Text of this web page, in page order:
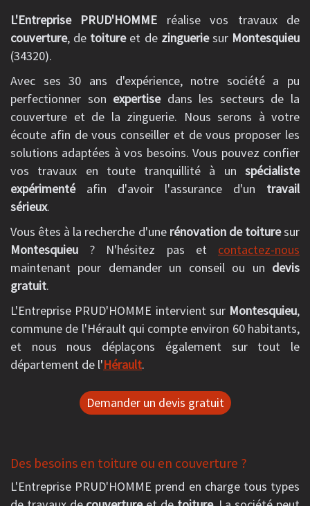
L'Entreprise PRUD'HOMME réalise vos travaux de
couverture, de toitureet de zingueriesur Montesquieu
(34320).
Avec ses 30 ans d'expérience, notre société a pu
perfectionner son expertisedans les secteurs de la
couverture et de la zinguerie. Nous serons à votre
écoute afin de vous conseiller et de vous proposer les
solutions adaptées à vos besoins. Vous pouvez confier
vos travaux en toute tranquillité à un spécialiste
expérimentéafin d'avoir l'assurance d'un travail
sérieux.
Vous êtes à la recherche d'une rénovation de toituresur
Montesquieu ? N'hésitez pas et contactez-nous
maintenant pour demander un conseil ou un devis
gratuit.
L'Entreprise PRUD'HOMME intervient sur Montesquieu,
commune de l'Hérault qui compte environ 60 habitants,
et nous nous déplaçons également sur tout le
département de l'Hérault.
Demander un devis gratuit
Des besoins en toiture ou en couverture ?
L'Entreprise PRUD'HOMME prend en charge tous types